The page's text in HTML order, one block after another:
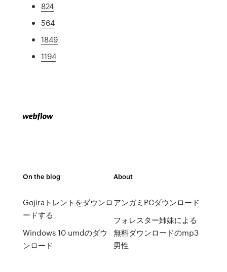
824
564
1849
1194
On the blog
Gojiraトレントをダウンロ
ードする
Windows 10 umdのダウ
ンロード
About
アンガミPCダウンロード
フォレスター姉妹による
無料ダウンロードのmp3
男性